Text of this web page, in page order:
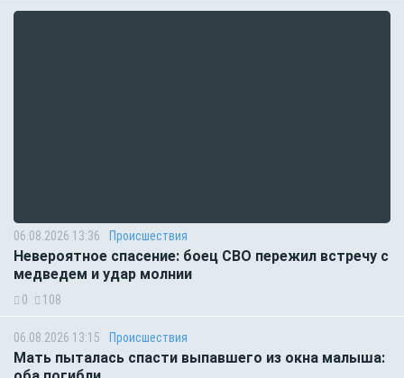
06.08.2026 13:36 Происшествия
Невероятное спасение: боец СВО пережил встречу с
медведем и удар молнии
0 108
06.08.2026 13:15 Происшествия
Мать пыталась спасти выпавшего из окна малыша: